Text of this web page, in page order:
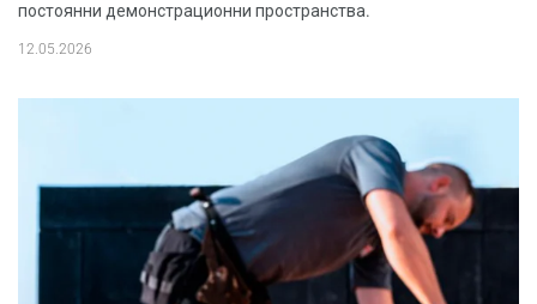
постоянни демонстрационни пространства.
12.05.2026